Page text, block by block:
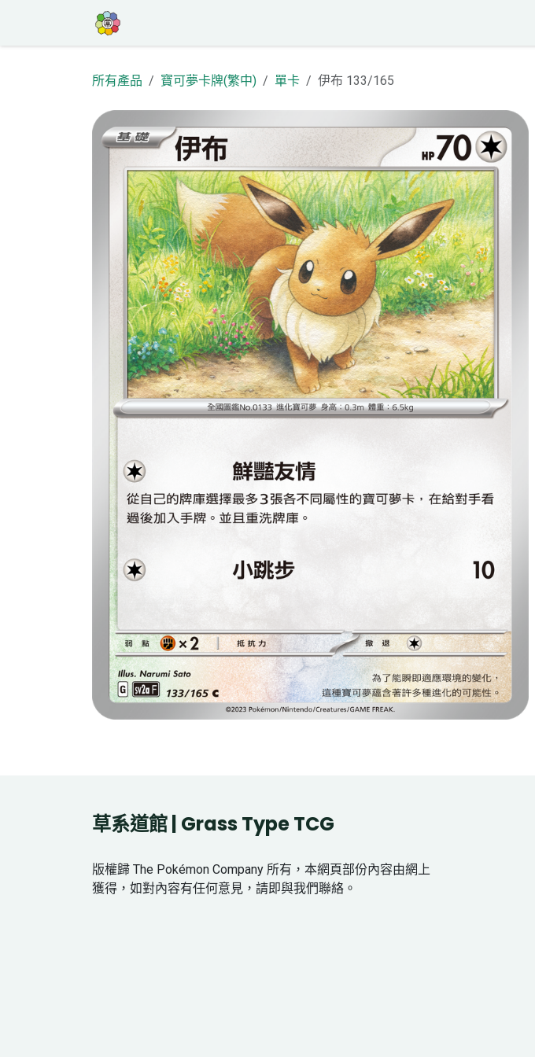
所有產品 寶可夢卡牌(繁中) 單卡 伊布 133/165
草系道館 | Grass Type TCG
版權歸 The Pokémon Company 所有，本網頁部份內容由網上
獲得，如對內容有任何意見，請即與我們聯絡。